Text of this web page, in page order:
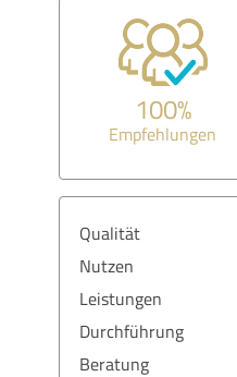
100%
Empfehlungen
Qualität
Nutzen
Leistungen
Durchführung
Beratung